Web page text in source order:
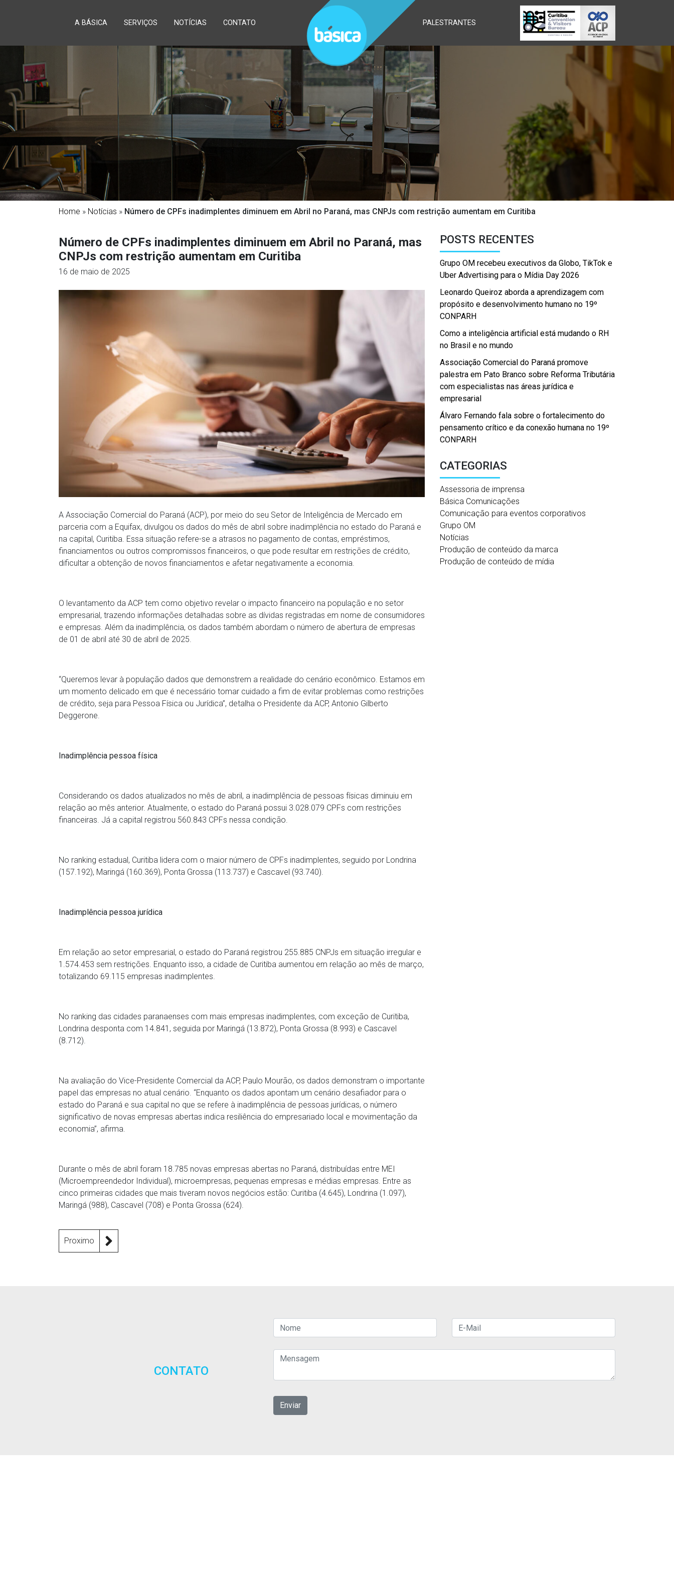
A BÁSICA SERVIÇOS NOTÍCIAS CONTATO PALESTRANTES
Home » Notícias » Número de CPFs inadimplentes diminuem em Abril no Paraná, mas CNPJs com restrição aumentam em Curitiba
Número de CPFs inadimplentes diminuem em Abril no Paraná, mas
CNPJs com restrição aumentam em Curitiba
16 de maio de 2025
A Associação Comercial do Paraná (ACP), por meio do seu Setor de Inteligência de Mercado em
parceria com a Equifax, divulgou os dados do mês de abril sobre inadimplência no estado do Paraná e
na capital, Curitiba. Essa situação refere-se a atrasos no pagamento de contas, empréstimos,
financiamentos ou outros compromissos financeiros, o que pode resultar em restrições de crédito,
dificultar a obtenção de novos financiamentos e afetar negativamente a economia.
O levantamento da ACP tem como objetivo revelar o impacto financeiro na população e no setor
empresarial, trazendo informações detalhadas sobre as dívidas registradas em nome de consumidores
e empresas. Além da inadimplência, os dados também abordam o número de abertura de empresas
de 01 de abril até 30 de abril de 2025.
“Queremos levar à população dados que demonstrem a realidade do cenário econômico. Estamos em
um momento delicado em que é necessário tomar cuidado a fim de evitar problemas como restrições
de crédito, seja para Pessoa Física ou Jurídica”, detalha o Presidente da ACP, Antonio Gilberto
Deggerone.
Inadimplência pessoa física
Considerando os dados atualizados no mês de abril, a inadimplência de pessoas físicas diminuiu em
relação ao mês anterior. Atualmente, o estado do Paraná possui 3.028.079 CPFs com restrições
financeiras. Já a capital registrou 560.843 CPFs nessa condição.
No ranking estadual, Curitiba lidera com o maior número de CPFs inadimplentes, seguido por Londrina
(157.192), Maringá (160.369), Ponta Grossa (113.737) e Cascavel (93.740).
Inadimplência pessoa jurídica
Em relação ao setor empresarial, o estado do Paraná registrou 255.885 CNPJs em situação irregular e
1.574.453 sem restrições. Enquanto isso, a cidade de Curitiba aumentou em relação ao mês de março,
totalizando 69.115 empresas inadimplentes.
No ranking das cidades paranaenses com mais empresas inadimplentes, com exceção de Curitiba,
Londrina desponta com 14.841, seguida por Maringá (13.872), Ponta Grossa (8.993) e Cascavel
(8.712).
Na avaliação do Vice-Presidente Comercial da ACP, Paulo Mourão, os dados demonstram o importante
papel das empresas no atual cenário. “Enquanto os dados apontam um cenário desafiador para o
estado do Paraná e sua capital no que se refere à inadimplência de pessoas jurídicas, o número
significativo de novas empresas abertas indica resiliência do empresariado local e movimentação da
economia”, afirma.
Durante o mês de abril foram 18.785 novas empresas abertas no Paraná, distribuídas entre MEI
(Microempreendedor Individual), microempresas, pequenas empresas e médias empresas. Entre as
cinco primeiras cidades que mais tiveram novos negócios estão: Curitiba (4.645), Londrina (1.097),
Maringá (988), Cascavel (708) e Ponta Grossa (624).
Proximo
POSTS RECENTES
Grupo OM recebeu executivos da Globo, TikTok e
Uber Advertising para o Mídia Day 2026
Leonardo Queiroz aborda a aprendizagem com
propósito e desenvolvimento humano no 19º
CONPARH
Como a inteligência artificial está mudando o RH
no Brasil e no mundo
Associação Comercial do Paraná promove
palestra em Pato Branco sobre Reforma Tributária
com especialistas nas áreas jurídica e
empresarial
Álvaro Fernando fala sobre o fortalecimento do
pensamento crítico e da conexão humana no 19º
CONPARH
CATEGORIAS
Assessoria de imprensa
Básica Comunicações
Comunicação para eventos corporativos
Grupo OM
Notícias
Produção de conteúdo da marca
Produção de conteúdo de mídia
CONTATO